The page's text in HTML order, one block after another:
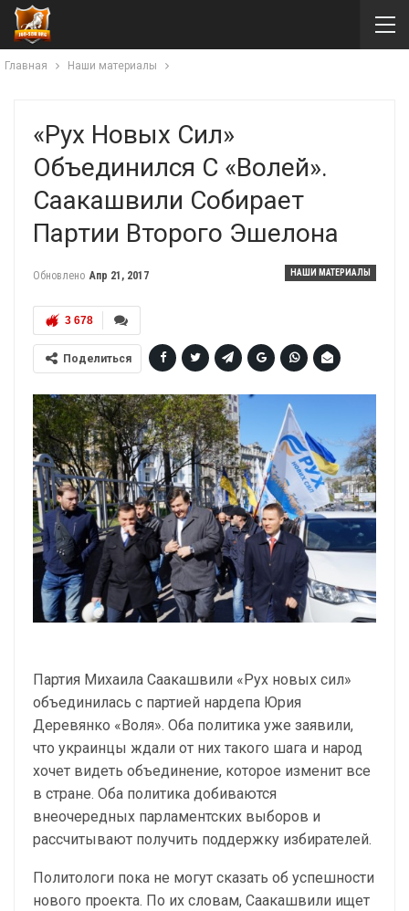
Главная Наши материалы
«Рух Новых Сил»
Объединился С «Волей».
Саакашвили Собирает
Партии Второго Эшелона
НАШИ МАТЕРИАЛЫ
Обновлено Апр 21, 2017
3 678
Поделиться
Партия Михаила Саакашвили «Рух новых сил»
объединилась c партией нардепа Юрия
Деревянко «Воля». Оба политика уже заявили,
что украинцы ждали от них такого шага и народ
хочет видеть объединение, которое изменит все
в стране. Оба политика добиваются
внеочередных парламентских выборов и
рассчитывают получить поддержку избирателей.
Политологи пока не могут сказать об успешности
нового проекта. По их словам, Саакашвили ищет